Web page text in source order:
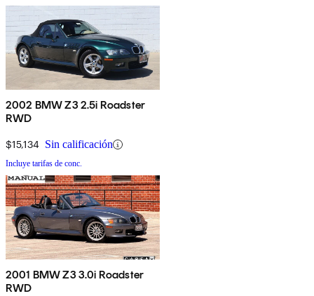
2002 BMW Z3 2.5i Roadster
RWD
$15,134 Sin calificación
Incluye tarifas de conc.
2001 BMW Z3 3.0i Roadster
RWD